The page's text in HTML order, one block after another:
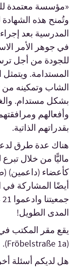
«مؤسسة معتمدة
وتُمنح هذه
المدرسية بعد
في جوهر الأمر
للجودة من أجل
المستدامة.
الشاب وتمكينه من
بشكل مستدام.
وأفعالهم
بقدراتهم الذاتية.
ماليًّا من خلال
كأعضاء (داعمين)
أيضًا المشاركة
المدى الطويل!
(Fröbelstraße 1a).
هل لديكم أسئلة